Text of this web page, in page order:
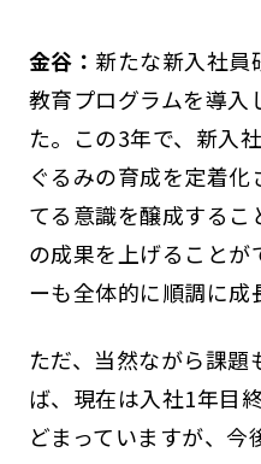
金谷： 新たな新入社員
教育プログラムを導入
た。この3年で、新入
ぐるみの育成を定着
てる意識を醸成するこ
の成果を上げること
ーも全体的に順調に成
ただ、当然ながら課題
ば、現在は入社1年目
どまっていますが、